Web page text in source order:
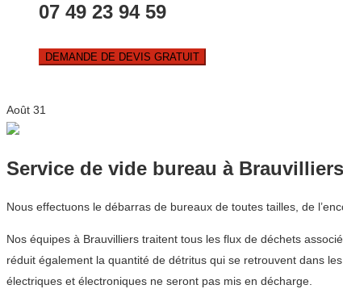
07 49 23 94 59
DEMANDE DE DEVIS GRATUIT
Août 31
Service de vide bureau à Brauvilliers
Nous effectuons le débarras de bureaux de toutes tailles, de
Nos équipes à Brauvilliers traitent tous les flux de déchets
réduit également la quantité de détritus qui se retrouvent dans
électriques et électroniques ne seront pas mis en décharge.